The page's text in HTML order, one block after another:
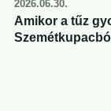
2026.06.30.
Amikor a tűz